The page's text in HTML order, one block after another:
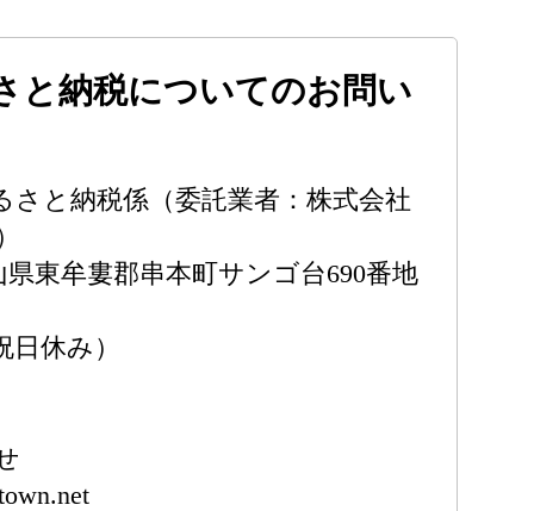
納税についてのお問い
と納税係（委託業者：株式会社
東牟婁郡串本町サンゴ台690番地
日休み）